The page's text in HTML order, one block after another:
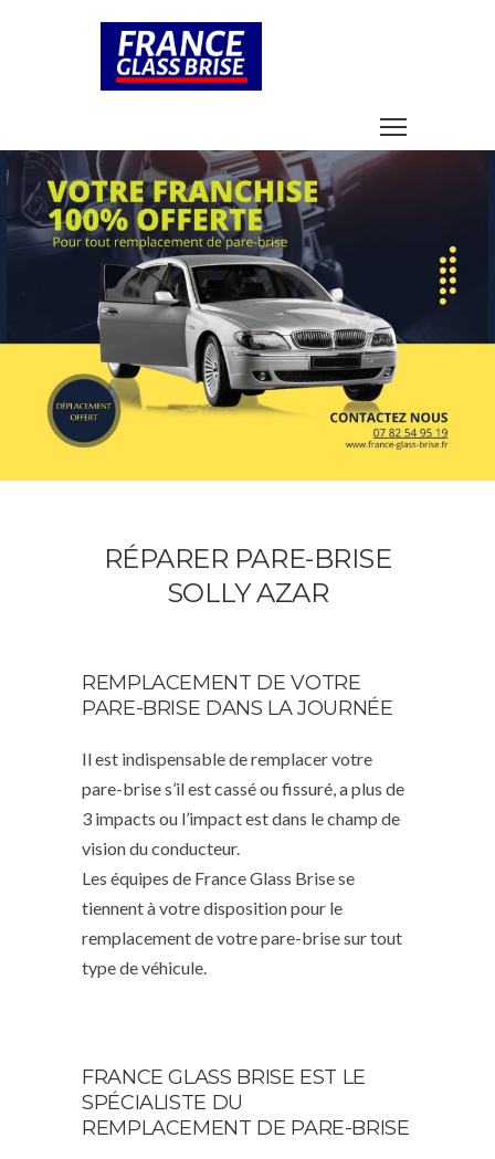
RÉPARER PARE-BRISE
SOLLY AZAR
REMPLACEMENT DE VOTRE
PARE-BRISE DANS LA JOURNÉE
Il est indispensable de remplacer votre
pare-brise s’il est cassé ou fissuré, a plus de
3 impacts ou l’impact est dans le champ de
vision du conducteur.
Les équipes de France Glass Brise se
tiennent à votre disposition pour le
remplacement de votre pare-brise sur tout
type de véhicule.
FRANCE GLASS BRISE EST LE
SPÉCIALISTE DU
REMPLACEMENT DE PARE-BRISE